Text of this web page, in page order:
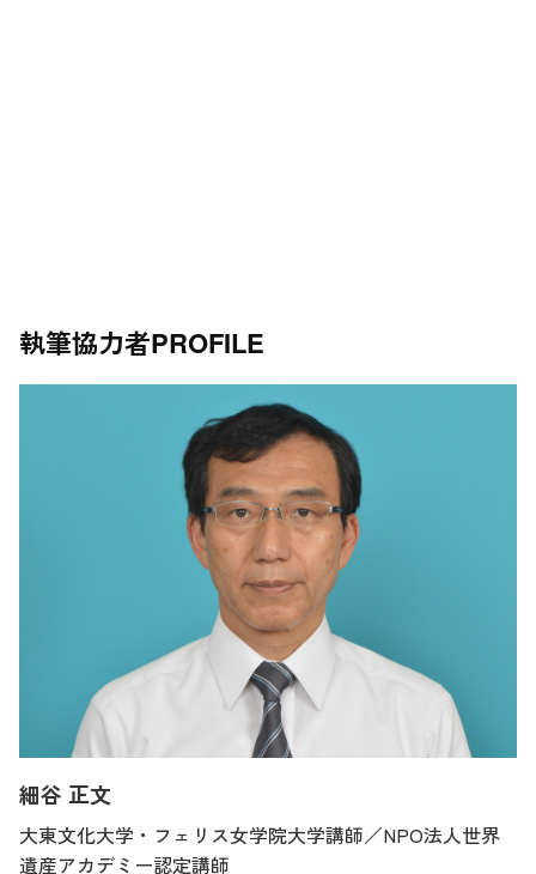
執筆協力者PROFILE
細谷 正文
大東文化大学・フェリス女学院大学講師／NPO法人世界
遺産アカデミー認定講師